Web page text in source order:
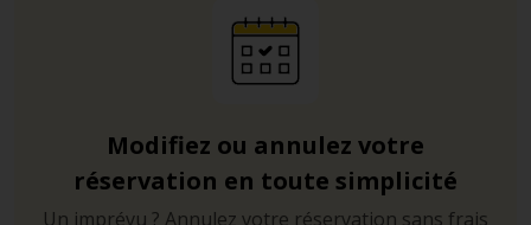
Modifiez ou annulez votre
réservation en toute simplicité
Un imprévu ? Annulez votre réservation sans frais